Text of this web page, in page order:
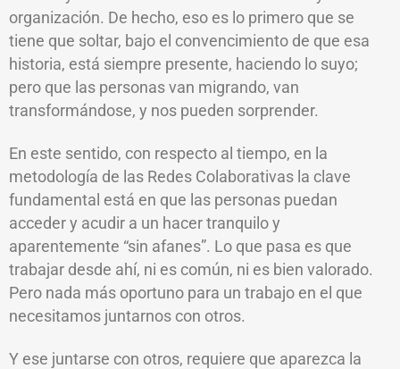
organización. De hecho, eso es lo primero que se
tiene que soltar, bajo el convencimiento de que esa
historia, está siempre presente, haciendo lo suyo;
pero que las personas van migrando, van
transformándose, y nos pueden sorprender.
En este sentido, con respecto al tiempo, en la
metodología de las Redes Colaborativas la clave
fundamental está en que las personas puedan
acceder y acudir a un hacer tranquilo y
aparentemente “sin afanes”. Lo que pasa es que
trabajar desde ahí, ni es común, ni es bien valorado.
Pero nada más oportuno para un trabajo en el que
necesitamos juntarnos con otros.
Y ese juntarse con otros, requiere que aparezca la